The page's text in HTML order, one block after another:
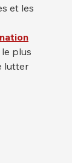
et les
plus
lutter